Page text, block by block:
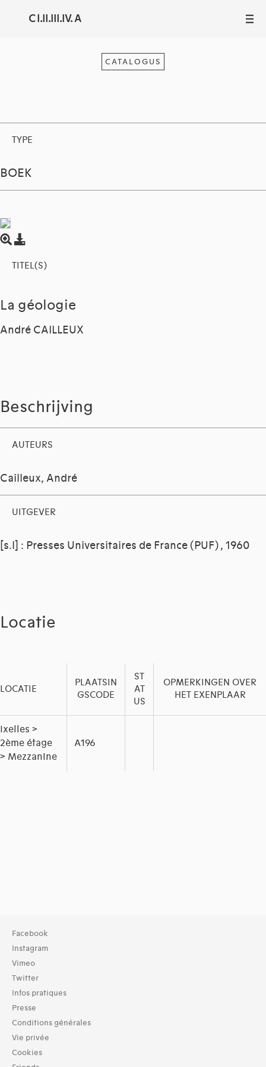
C I.II.III.IV. A III
CATALOGUS
TYPE
BOEK
TITEL(S)
La géologie
André CAILLEUX
Beschrijving
AUTEURS
Cailleux, André
UITGEVER
[s.l] : Presses Universitaires de France (PUF) , 1960
Locatie
LOCATIE
PLAATSIN
GSCODE
ST
AT
US
OPMERKINGEN OVER
HET EXENPLAAR
Ixelles >
2ème étage
> Mezzanine
A196
Facebook
Instagram
Vimeo
Twitter
Infos pratiques
Presse
Conditions générales
Vie privée
Cookies